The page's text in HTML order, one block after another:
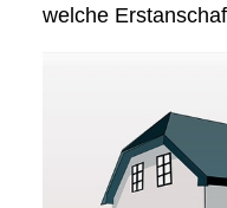
welche